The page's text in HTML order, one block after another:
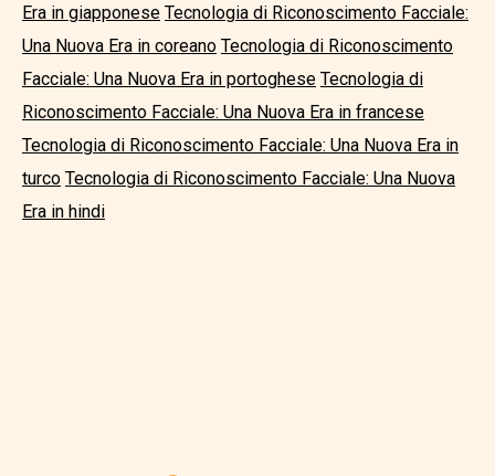
Era in giapponese Tecnologia di Riconoscimento Facciale:
Una Nuova Era in coreano Tecnologia di Riconoscimento
Facciale: Una Nuova Era in portoghese Tecnologia di
Riconoscimento Facciale: Una Nuova Era in francese
Tecnologia di Riconoscimento Facciale: Una Nuova Era in
turco Tecnologia di Riconoscimento Facciale: Una Nuova
Era in hindi